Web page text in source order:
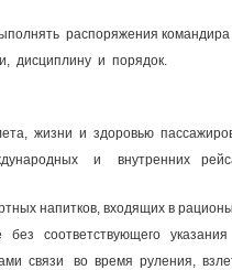
Все
распоряжения
дисциплину и порядок.
жизни и здоровью
и внутренних
напитков, входящих в
без соответствующего
связи во время руления,